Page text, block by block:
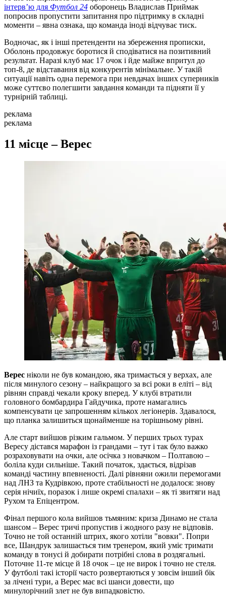
інтерв’ю для Футбол 24 оборонець Владислав Приймак
попросив пропустити запитання про підтримку в складні
моменти – явна ознака, що команда іноді відчуває тиск.
Водночас, як і інші претенденти на збереження прописки,
Оболонь продовжує боротися й сподіватися на позитивний
результат. Наразі клуб має 17 очок і йде майже впритул до
топ-8, де відставання від конкурентів мінімальне. У такій
ситуації навіть одна перемога при невдачах інших суперників
може суттєво полегшити завдання команди та підняти її у
турнірній таблиці.
реклама
реклама
11 місце – Верес
Верес ніколи не був командою, яка тримається у верхах, але
після минулого сезону – найкращого за всі роки в еліті – від
рівнян справді чекали кроку вперед. У клубі втратили
головного бомбардира Гайдучика, проте намагались
компенсувати це запрошенням кількох легіонерів. Здавалося,
що планка залишиться щонайменше на торішньому рівні.
Але старт вийшов різким гальмом. У перших трьох турах
Вересу дістався марафон із грандами – тут і так було важко
розраховувати на очки, але осічка з новачком – Полтавою –
боліла куди сильніше. Такий початок, здається, відрізав
команді частину впевненості. Далі рівняни ожили перемогами
над ЛНЗ та Кудрівкою, проте стабільності не додалося: знову
серія нічиїх, поразок і лише окремі спалахи – як ті звитяги над
Рухом та Епіцентром.
Фінал першого кола вийшов тьмяним: криза Динамо не стала
шансом – Верес тричі пропустив і жодного разу не відповів.
Точно не той останній штрих, якого хотіли "вовки". Попри
все, Шандрук залишається тим тренером, який уміє тримати
команду в тонусі й добирати потрібні слова в роздягальні.
Поточне 11-те місце й 18 очок – це не вирок і точно не стеля.
У футболі такі історії часто розвертаються у зовсім інший бік
за лічені тури, а Верес має всі шанси довести, що
минулорічний злет не був випадковістю.